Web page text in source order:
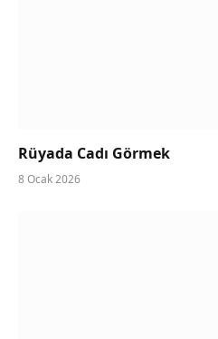
Rüyada Cadı Görmek
8 Ocak 2026